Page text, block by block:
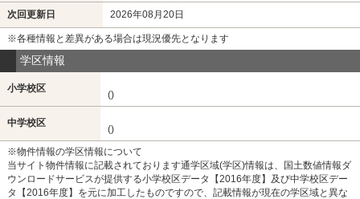
次回更新日 2026年08月20日
※各種情報と差異がある場合は現況優先となります
学区情報
小学校区
()
中学校区
()
※物件情報の学区情報について
当サイト物件情報に記載されております通学区域(学区)情報は、国土数値情報ダ
ウンロードサービスが提供する小学校区データ【2016年度】及び中学校区デー
タ【2016年度】を元に加工したものですので、記載情報が現在の学区域と異な